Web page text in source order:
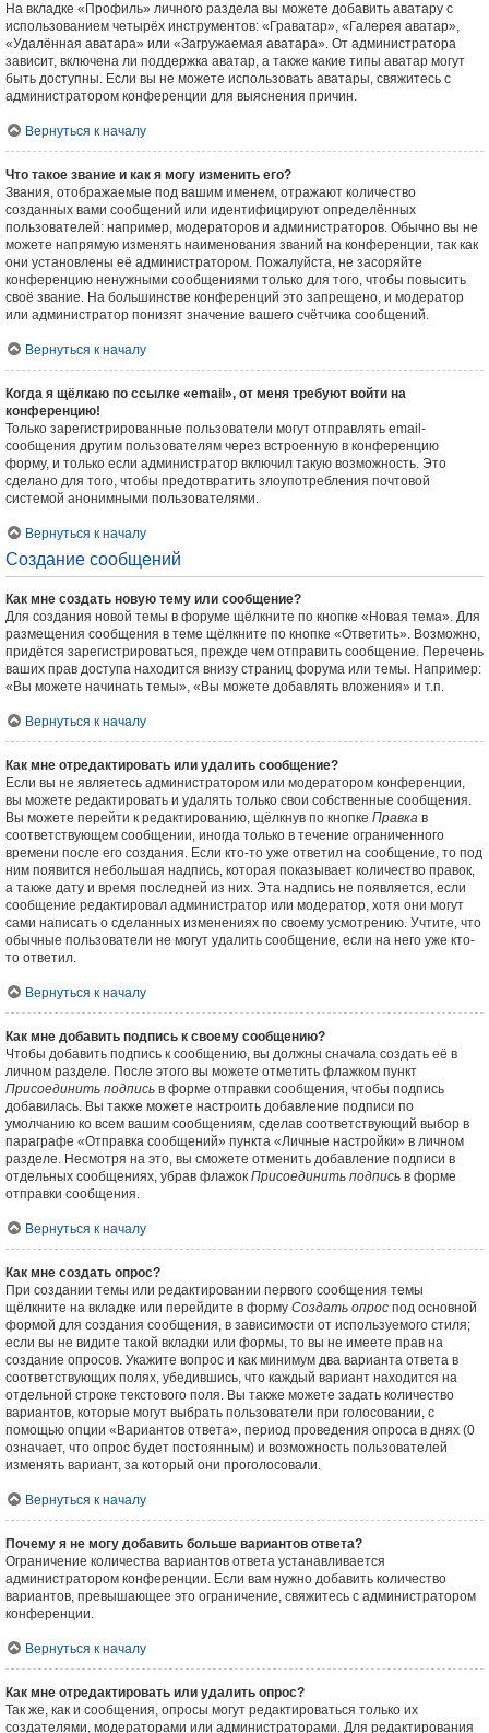
На вкладке «Профиль» личного раздела вы можете добавить аватару с
использованием четырёх инструментов: «Граватар», «Галерея аватар»,
«Удалённая аватара» или «Загружаемая аватара». От администратора
зависит, включена ли поддержка аватар, а также какие типы аватар могут
быть доступны. Если вы не можете использовать аватары, свяжитесь с
администратором конференции для выяснения причин.
Вернуться к началу
Что такое звание и как я могу изменить его?
Звания, отображаемые под вашим именем, отражают количество
созданных вами сообщений или идентифицируют определённых
пользователей: например, модераторов и администраторов. Обычно вы не
можете напрямую изменять наименования званий на конференции, так как
они установлены её администратором. Пожалуйста, не засоряйте
конференцию ненужными сообщениями только для того, чтобы повысить
своё звание. На большинстве конференций это запрещено, и модератор
или администратор понизят значение вашего счётчика сообщений.
Вернуться к началу
Когда я щёлкаю по ссылке «email», от меня требуют войти на
конференцию!
Только зарегистрированные пользователи могут отправлять email-
сообщения другим пользователям через встроенную в конференцию
форму, и только если администратор включил такую возможность. Это
сделано для того, чтобы предотвратить злоупотребления почтовой
системой анонимными пользователями.
Вернуться к началу
Создание сообщений
Как мне создать новую тему или сообщение?
Для создания новой темы в форуме щёлкните по кнопке «Новая тема». Для
размещения сообщения в теме щёлкните по кнопке «Ответить». Возможно,
придётся зарегистрироваться, прежде чем отправить сообщение. Перечень
ваших прав доступа находится внизу страниц форума или темы. Например:
«Вы можете начинать темы», «Вы можете добавлять вложения» и т.п.
Вернуться к началу
Как мне отредактировать или удалить сообщение?
Если вы не являетесь администратором или модератором конференции,
вы можете редактировать и удалять только свои собственные сообщения.
Вы можете перейти к редактированию, щёлкнув по кнопке Правка в
соответствующем сообщении, иногда только в течение ограниченного
времени после его создания. Если кто-то уже ответил на сообщение, то под
ним появится небольшая надпись, которая показывает количество правок,
а также дату и время последней из них. Эта надпись не появляется, если
сообщение редактировал администратор или модератор, хотя они могут
сами написать о сделанных изменениях по своему усмотрению. Учтите, что
обычные пользователи не могут удалить сообщение, если на него уже кто-
то ответил.
Вернуться к началу
Как мне добавить подпись к своему сообщению?
Чтобы добавить подпись к сообщению, вы должны сначала создать её в
личном разделе. После этого вы можете отметить флажком пункт
Присоединить подпись в форме отправки сообщения, чтобы подпись
добавилась. Вы также можете настроить добавление подписи по
умолчанию ко всем вашим сообщениям, сделав соответствующий выбор в
параграфе «Отправка сообщений» пункта «Личные настройки» в личном
разделе. Несмотря на это, вы сможете отменить добавление подписи в
отдельных сообщениях, убрав флажок Присоединить подпись в форме
отправки сообщения.
Вернуться к началу
Как мне создать опрос?
При создании темы или редактировании первого сообщения темы
щёлкните на вкладке или перейдите в форму Создать опрос под основной
формой для создания сообщения, в зависимости от используемого стиля;
если вы не видите такой вкладки или формы, то вы не имеете прав на
создание опросов. Укажите вопрос и как минимум два варианта ответа в
соответствующих полях, убедившись, что каждый вариант находится на
отдельной строке текстового поля. Вы также можете задать количество
вариантов, которые могут выбрать пользователи при голосовании, с
помощью опции «Вариантов ответа», период проведения опроса в днях (0
означает, что опрос будет постоянным) и возможность пользователей
изменять вариант, за который они проголосовали.
Вернуться к началу
Почему я не могу добавить больше вариантов ответа?
Ограничение количества вариантов ответа устанавливается
администратором конференции. Если вам нужно добавить количество
вариантов, превышающее это ограничение, свяжитесь с администратором
конференции.
Вернуться к началу
Как мне отредактировать или удалить опрос?
Так же, как и сообщения, опросы могут редактироваться только их
создателями, модераторами или администраторами. Для редактирования